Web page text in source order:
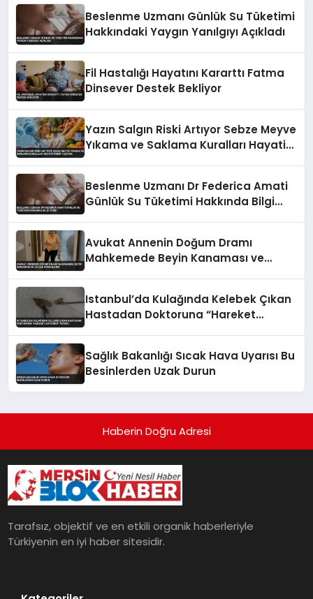
Beslenme Uzmanı Günlük Su Tüketimi
Hakkındaki Yaygın Yanılgıyı Açıkladı
Fil Hastalığı Hayatını Kararttı Fatma
Dinsever Destek Bekliyor
Yazın Salgın Riski Artıyor Sebze Meyve
Yıkama ve Saklama Kuralları Hayati
Beslenme Uzmanı Dr Federica Amati
Günlük Su Tüketimi Hakkında Bilgi
Avukat Annenin Doğum Dramı
Mahkemede Beyin Kanaması ve
Istanbul’da Kulağında Kelebek Çıkan
Hastadan Doktoruna “Hareket
Sağlık Bakanlığı Sıcak Hava Uyarısı Bu
Besinlerden Uzak Durun
Haberin Doğru Adresi
Tarafsız, objektif ve en etkili organik haberleriyle
Türkiyenin en iyi haber sitesidir.